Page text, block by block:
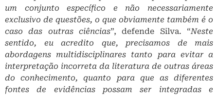
um conjunto específico e não necessariamente
exclusivo de questões, o que obviamente também é o
caso das outras ciências”, defende Silva. “Neste
sentido, eu acredito que, precisamos de mais
abordagens multidisciplinares tanto para evitar a
interpretação incorreta da literatura de outras áreas
do conhecimento, quanto para que as diferentes
fontes de evidências possam ser integradas e